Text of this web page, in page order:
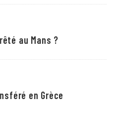
au Mans ?
en Grèce